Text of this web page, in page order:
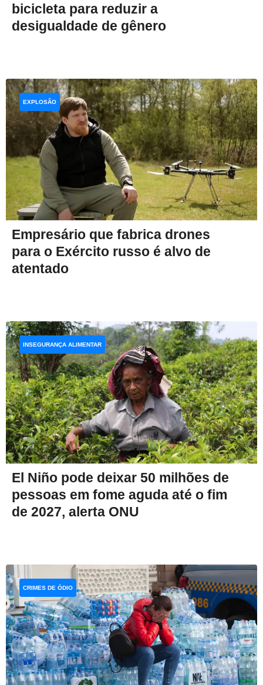
bicicleta para reduzir a
desigualdade de gênero
Empresário que fabrica drones
para o Exército russo é alvo de
atentado
EXPLOSÃO
El Niño pode deixar 50 milhões de
pessoas em fome aguda até o fim
de 2027, alerta ONU
INSEGURANÇA ALIMENTAR
CRIMES DE ÓDIO